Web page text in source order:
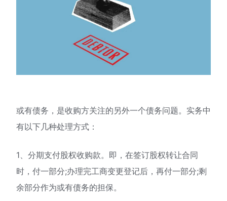
或有债务，是收购方关注的另外一个债务问题。实务中
有以下几种处理方式：
1、分期支付股权收购款。即，在签订股权转让合同
时，付一部分;办理完工商变更登记后，再付一部分;剩
余部分作为或有债务的担保。